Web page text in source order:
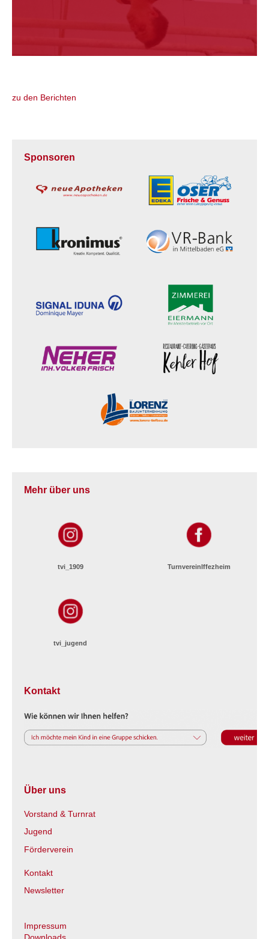
zu den Berichten
Sponsoren
Mehr über uns
tvi_1909 TurnvereinIffezheim
tvi_jugend
Kontakt
Über uns
Vorstand & Turnrat
Jugend
Förderverein
Kontakt
Newsletter
Impressum